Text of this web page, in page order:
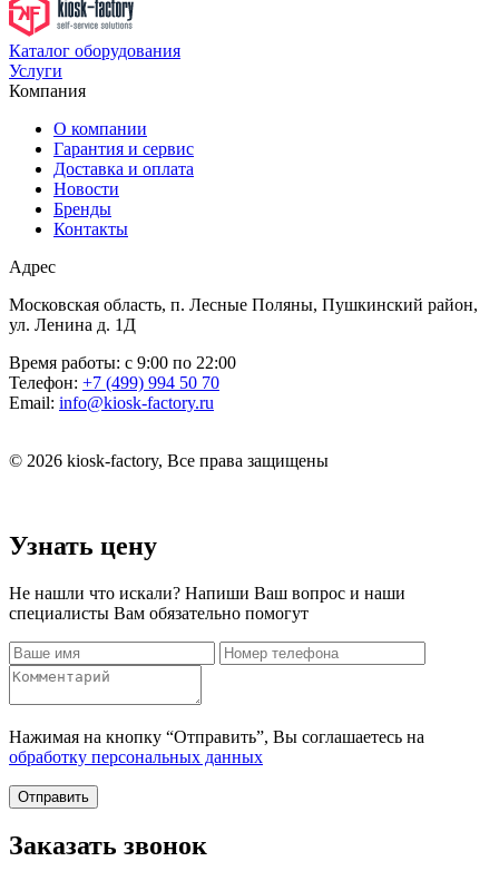
Каталог оборудования
Услуги
Компания
О компании
Гарантия и сервис
Доставка и оплата
Новости
Бренды
Контакты
Адрес
Московская область, п. Лесные Поляны, Пушкинский район,
ул. Ленина д. 1Д
Время работы: с 9:00 по 22:00
Телефон: +7 (499) 994 50 70
Email: info@kiosk-factory.ru
© 2026 kiosk-factory, Все права защищены
Узнать цену
Не нашли что искали? Напиши Ваш вопрос и наши
специалисты Вам обязательно помогут
Нажимая на кнопку “Отправить”, Вы соглашаетесь на
обработку персональных данных
Отправить
Заказать звонок